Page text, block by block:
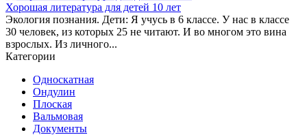
Хорошая литература для детей 10 лет
Экология познания. Дети: Я учусь в 6 классе. У нас в классе
30 человек, из которых 25 не читают. И во многом это вина
взрослых. Из личного...
Категории
Односкатная
Ондулин
Плоская
Вальмовая
Документы